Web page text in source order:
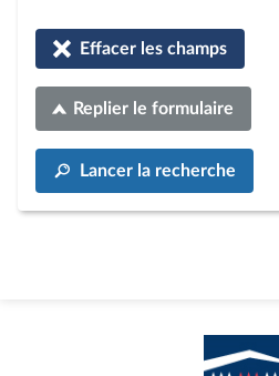
Effacer les champs
Replier le formulaire
Lancer la recherche